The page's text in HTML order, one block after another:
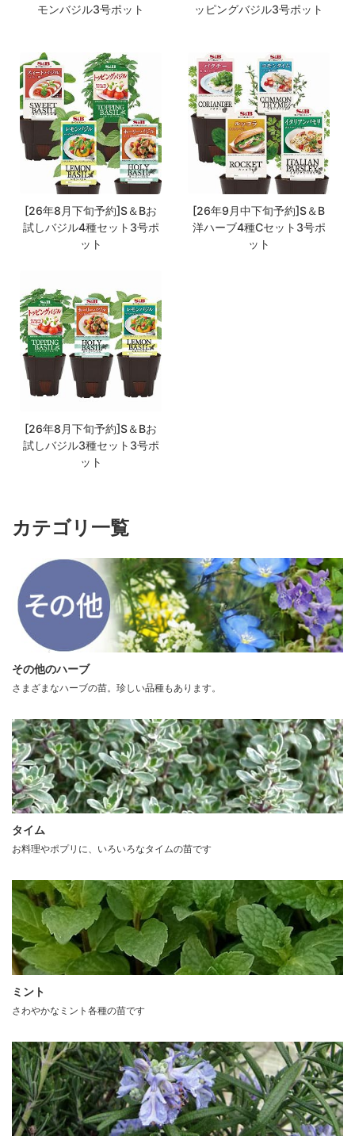
モンバジル3号ポット ッピングバジル3号ポット
[26年8月下旬予約]S＆Bお
試しバジル4種セット3号ポ
ット
[26年9月中下旬予約]S＆B
洋ハーブ4種Cセット3号ポ
ット
[26年8月下旬予約]S＆Bお
試しバジル3種セット3号ポ
ット
カテゴリ一覧
その他のハーブ
さまざまなハーブの苗。珍しい品種もあります。
タイム
お料理やポプリに、いろいろなタイムの苗です
ミント
さわやかなミント各種の苗です